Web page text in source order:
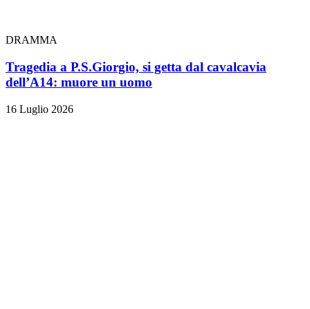
DRAMMA
Tragedia a P.S.Giorgio, si getta dal cavalcavia
dell’A14: muore un uomo
16 Luglio 2026